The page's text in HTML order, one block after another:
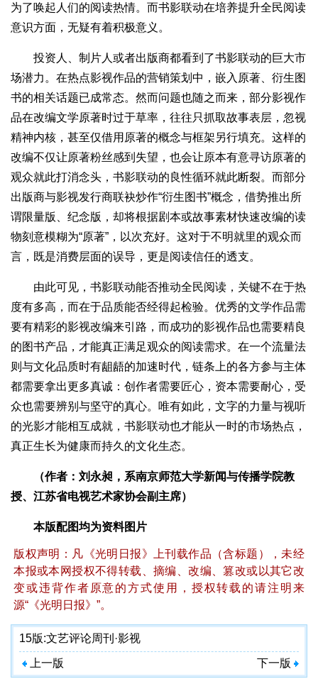
为了唤起人们的阅读热情。而书影联动在培养提升全民阅读
意识方面，无疑有着积极意义。
投资人、制片人或者出版商都看到了书影联动的巨大市
场潜力。在热点影视作品的营销策划中，嵌入原著、衍生图
书的相关话题已成常态。然而问题也随之而来，部分影视作
品在改编文学原著时过于草率，往往只抓取故事表层，忽视
精神内核，甚至仅借用原著的概念与框架另行填充。这样的
改编不仅让原著粉丝感到失望，也会让原本有意寻访原著的
观众就此打消念头，书影联动的良性循环就此断裂。而部分
出版商与影视发行商联袂炒作“衍生图书”概念，借势推出所
谓限量版、纪念版，却将根据剧本或故事素材快速改编的读
物刻意模糊为“原著”，以次充好。这对于不明就里的观众而
言，既是消费层面的误导，更是阅读信任的透支。
由此可见，书影联动能否推动全民阅读，关键不在于热
度有多高，而在于品质能否经得起检验。优秀的文学作品需
要有精彩的影视改编来引路，而成功的影视作品也需要精良
的图书产品，才能真正满足观众的阅读需求。在一个流量法
则与文化品质时有龃龉的加速时代，链条上的各方参与主体
都需要拿出更多真诚：创作者需要匠心，资本需要耐心，受
众也需要辨别与坚守的真心。唯有如此，文字的力量与视听
的光影才能相互成就，书影联动也才能从一时的市场热点，
真正生长为健康而持久的文化生态。
（作者：刘永昶，系南京师范大学新闻与传播学院教
授、江苏省电视艺术家协会副主席）
本版配图均为资料图片
版权声明：凡《光明日报》上刊载作品（含标题），未经
本报或本网授权不得转载、摘编、改编、篡改或以其它改
变或违背作者原意的方式使用，授权转载的请注明来
源“《光明日报》”。
15版:文艺评论周刊·影视
上一版 下一版